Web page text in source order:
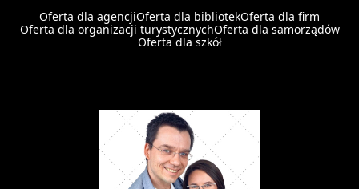
Oferta dla agencjiOferta dla bibliotekOferta dla firm
Oferta dla organizacji turystycznychOferta dla samorządów
Oferta dla szkół